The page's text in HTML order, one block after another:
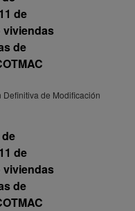
de
viviendas
de
de Modificación
de
viviendas
de